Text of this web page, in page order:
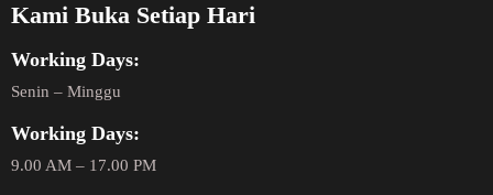
Kami Buka Setiap Hari
Working Days:
Senin – Minggu
Working Days:
9.00 AM – 17.00 PM